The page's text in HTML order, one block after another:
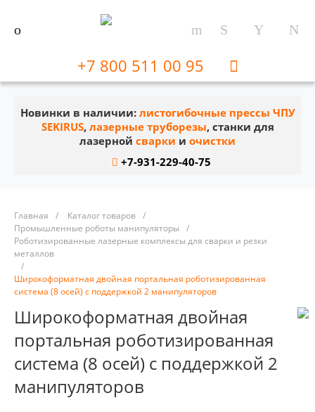
+7 800 511 00 95
Новинки в наличии: листогибочные прессы ЧПУ
SEKIRUS, лазерные труборезы, станки для
лазерной сварки и очистки
+7-931-229-40-75
Главная / Каталог товаров /
Промышленные роботы манипуляторы
/
Роботизированные лазерные комплексы для сварки и резки
металлов
/
Широкоформатная двойная портальная роботизированная
система (8 осей) с поддержкой 2 манипуляторов
Широкоформатная двойная
портальная роботизированная
система (8 осей) с поддержкой 2
манипуляторов